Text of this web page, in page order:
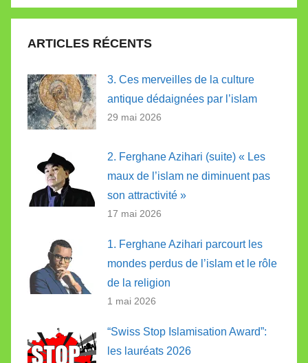
:
ARTICLES RÉCENTS
3. Ces merveilles de la culture
antique dédaignées par l’islam
29 mai 2026
2. Ferghane Azihari (suite) « Les
maux de l’islam ne diminuent pas
son attractivité »
17 mai 2026
1. Ferghane Azihari parcourt les
mondes perdus de l’islam et le rôle
de la religion
1 mai 2026
“Swiss Stop Islamisation Award”:
les lauréats 2026